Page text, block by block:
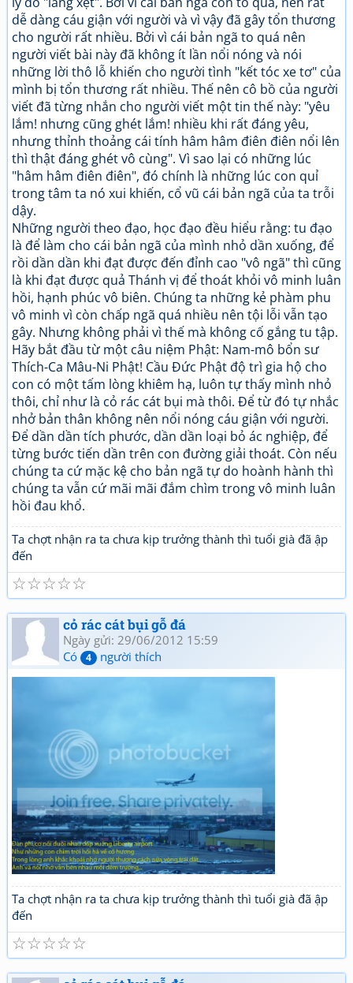
dễ dàng cáu giận với người và vì vậy đã gây tổn thương
cho người rất nhiều. Bởi vì cái bản ngã to quá nên
người viết bài này đã không ít lần nổi nóng và nói
những lời thô lỗ khiến cho người tình "kết tóc xe tơ" của
mình bị tổn thương rất nhiều. Thế nên cô bồ của người
viết đã từng nhắn cho người viết một tin thế này: "yêu
lắm! nhưng cũng ghét lắm! nhiều khi rất đáng yêu,
nhưng thỉnh thoảng cái tính hâm hâm điên điên nổi lên
thì thật đáng ghét vô cùng". Vì sao lại có những lúc
"hâm hâm điên điên", đó chính là những lúc con quỉ
trong tâm ta nó xui khiến, cổ vũ cái bản ngã của ta trỗi
dậy.
Những người theo đạo, học đạo đều hiểu rằng: tu đạo
là để làm cho cái bản ngã của mình nhỏ dần xuống, để
rồi dần dần khi đạt được đến đỉnh cao "vô ngã" thì cũng
là khi đạt được quả Thánh vị để thoát khỏi vô minh luân
hồi, hạnh phúc vô biên. Chúng ta những kẻ phàm phu
vô minh vì còn chấp ngã quá nhiều nên tội lỗi vẫn tạo
gây. Nhưng không phải vì thế mà không cố gắng tu tập.
Hãy bắt đầu từ một câu niệm Phật: Nam-mô bổn sư
Thích-Ca Mâu-Ni Phật! Cầu Đức Phật độ trì gia hộ cho
con có một tấm lòng khiêm hạ, luôn tự thấy mình nhỏ
thôi, chỉ như là cỏ rác cát bụi mà thôi. Để từ đó tự nhắc
nhở bản thân không nên nổi nóng cáu giận với người.
Để dần dần tích phước, dần dần loại bỏ ác nghiệp, để
từng bước tiến dần trên con đường giải thoát. Còn nếu
chúng ta cứ mặc kệ cho bản ngã tự do hoành hành thì
chúng ta vẫn cứ mãi mãi đắm chìm trong vô minh luân
hồi đau khổ.
Ta chợt nhận ra ta chưa kịp trưởng thành thì tuổi già đã ập
đến
☆
☆
☆
☆
☆
cỏ rác cát bụi gỗ đá
Ngày gửi: 29/06/2012 15:59
Có
4 người thích
Ta chợt nhận ra ta chưa kịp trưởng thành thì tuổi già đã ập
đến
☆
☆
☆
☆
☆